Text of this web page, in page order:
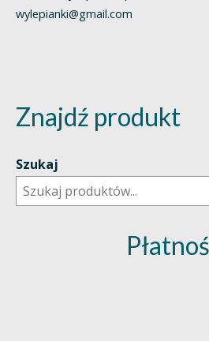
wylepianki@gmail.com
Znajdź produkt
Szukaj